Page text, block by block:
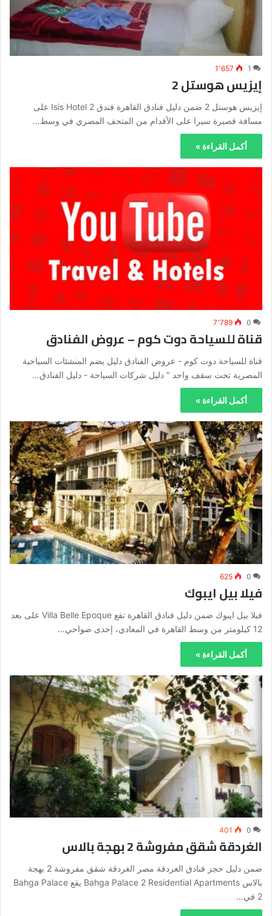
1 1٬657
إيزيس هوستل 2
إيزيس هوستل 2 ضمن دليل فنادق القاهرة فندق Isis Hotel 2 على
مسافة قصيرة سيرا على الأقدام من المتحف المصري في وسط…
أكمل القراءة »
0 7٬789
قناة للسياحة دوت كوم – عروض الفنادق
قناة للسياحة دوت كوم - عروض الفنادق دليل يضم المنشئات السياحية
المصرية تحت سقف واحد " دليل شركات السياحة - دليل الفنادق…
أكمل القراءة »
0
625
فيلا بيل ايبوك
فيلا بيل ايبوك ضمن دليل فنادق القاهرة تقع Villa Belle Epoque على بعد
12 كيلومتر من وسط القاهرة في المعادي، إحدى ضواحي…
أكمل القراءة »
0
401
الغردقة شقق مفروشة 2 بهجة بالاس
ضمن دليل حجز فنادق الغردقة مصر الغردقة شقق مفروشة 2 بهجة
بالاس Bahga Palace 2 Residential Apartments يقع Bahga Palace
2 في…